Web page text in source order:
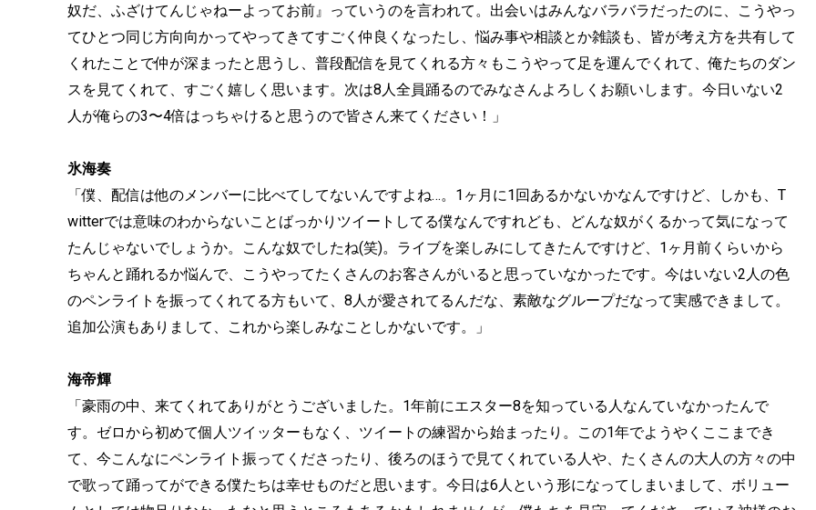
奴だ、ふざけてんじゃねーよってお前』っていうのを言われて。出会いはみんなバラバラだったのに、こうやっ
てひとつ同じ方向向かってやってきてすごく仲良くなったし、悩み事や相談とか雑談も、皆が考え方を共有して
くれたことで仲が深まったと思うし、普段配信を見てくれる方々もこうやって足を運んでくれて、俺たちのダン
スを見てくれて、すごく嬉しく思います。次は8人全員踊るのでみなさんよろしくお願いします。今日いない2
人が俺らの3〜4倍はっちゃけると思うので皆さん来てください！」
氷海奏
「僕、配信は他のメンバーに比べてしてないんですよね…。1ヶ月に1回あるかないかなんですけど、しかも、T
witterでは意味のわからないことばっかりツイートしてる僕なんですれども、どんな奴がくるかって気になって
たんじゃないでしょうか。こんな奴でしたね(笑)。ライブを楽しみにしてきたんですけど、1ヶ月前くらいから
ちゃんと踊れるか悩んで、こうやってたくさんのお客さんがいると思っていなかったです。今はいない2人の色
のペンライトを振ってくれてる方もいて、8人が愛されてるんだな、素敵なグループだなって実感できまして。
追加公演もありまして、これから楽しみなことしかないです。」
海帝輝
「豪雨の中、来てくれてありがとうございました。1年前にエスター8を知っている人なんていなかったんで
す。ゼロから初めて個人ツイッターもなく、ツイートの練習から始まったり。この1年でようやくここまでき
て、今こんなにペンライト振ってくださったり、後ろのほうで見てくれている人や、たくさんの大人の方々の中
で歌って踊ってができる僕たちは幸せものだと思います。今日は6人という形になってしまいまして、ボリュー